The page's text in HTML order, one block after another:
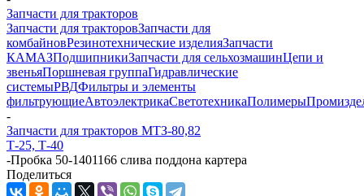
Запчасти для тракторов
Запчасти для тракторовЗапчасти для
комбайновРезинотехнические изделияЗапчасти
КАМАЗПодшипникиЗапчасти для сельхозмашинЦепи и
звеньяПоршневая группаГидравлические
системыРВДФильтры и элементы
фильтрующиеАвтоэлектрикаСветотехникаПолимеры
-
Запчасти для тракторов МТЗ-80,82
Т-25, Т-40
-Пробка 50-1401166 слива поддона картера
Поделиться